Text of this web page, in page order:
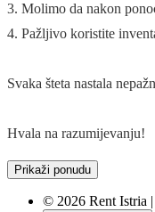
3. Molimo da nakon
4. Pažljivo koristite
Svaka šteta nastala
Hvala na razumijevanju!
Prikaži ponudu
© 2026 Rent Istria